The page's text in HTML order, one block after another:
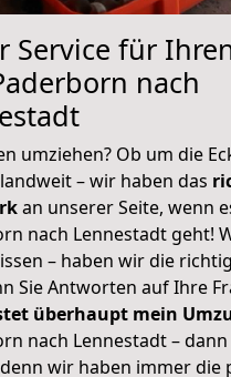
Service für
nach
umziehen? Ob um die
– wir haben das
an unserer Seite, wenn
nach Lennestadt geht!
– haben wir die
Sie Antworten auf Ihre
überhaupt mein
nach Lennestadt –
wir haben immer die